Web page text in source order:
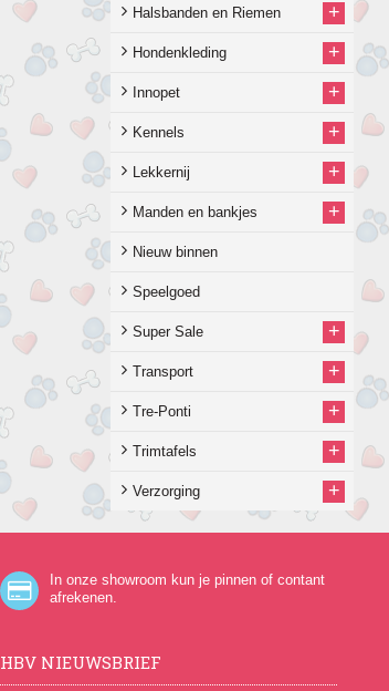
Halsbanden en Riemen +
Hondenkleding +
Innopet +
Kennels +
Lekkernij +
Manden en bankjes +
Nieuw binnen
Speelgoed
Super Sale +
Transport +
Tre-Ponti +
Trimtafels +
Verzorging +
In onze showroom kun je pinnen of contant
afrekenen.
HBV NIEUWSBRIEF